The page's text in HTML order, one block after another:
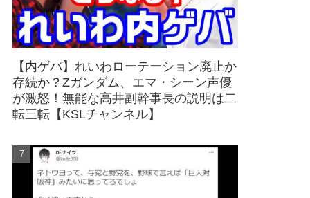
【内ゲバ】れいわローテーション廃止か
存続か？Zガンダム、エマ・シーン声優
が激怒！無能な高井副幹事長の説明は二
転三転【KSLチャンネル】